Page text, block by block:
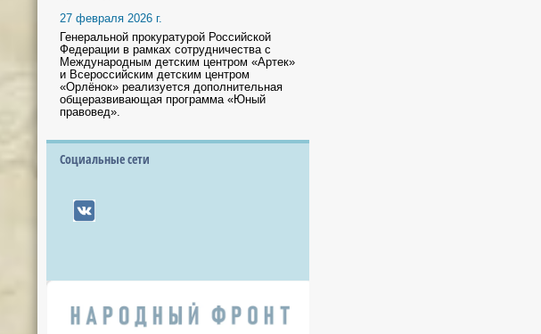
27 февраля 2026 г.
Генеральной прокуратурой Российской
Федерации в рамках сотрудничества с
Международным детским центром «Артек»
и Всероссийским детским центром
«Орлёнок» реализуется дополнительная
общеразвивающая программа «Юный
правовед».
Социальные сети